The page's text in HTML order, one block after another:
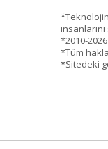
*2010-
*Tüm
*Sitedeki